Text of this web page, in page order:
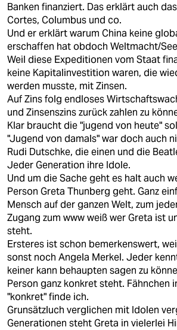
Banken finanziert. Das erklärt auch
Cortes, Columbus und co.
Und er erklärt warum China keine
erschaffen hat obdoch Weltmacht/
Weil diese Expeditionen vom Staat
keine Kapitalinvestition waren, die
werden musste, mit Zinsen.
Auf Zins folg endloses
und Zinsenszins zurück zahlen zu
Klar braucht die "jugend von heute"
"Jugend von damals" war doch auch
Rudi Dutschke, die einen und die
Jeder Generation ihre Idole.
Und um die Sache geht es halt auch
Person Greta Thunberg geht. Ganz
Mensch auf der ganzen Welt, zum
Zugang zum www weiß wer Greta ist
steht.
Ersteres ist schon bemerkenswert,
sonst noch Angela Merkel. Jeder
keiner kann behaupten sagen zu
Person ganz konkret steht. Fähnchen
"konkret" finde ich.
Grunsätzluch verglichen mit Idolen
Generationen steht Greta in vielerlei